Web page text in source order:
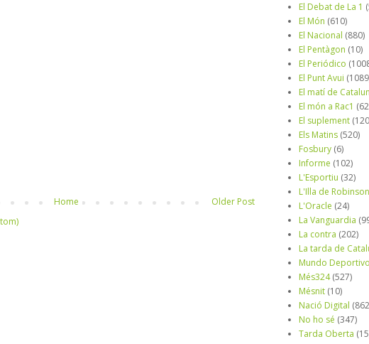
Older Post
Home
El Debat de La 1
El Món (610)
El Nacional (880)
El Pentàgon (10)
El Periódico
El Punt Avui
El matí de
El món a Rac1
El suplement
Els Matins (520)
Fosbury (6)
Informe (102)
L'Esportiu (32)
L'Illa de Robinson
L'Oracle (24)
La Vanguardia
La contra (202)
La tarda de
Mundo Deportivo
Més324 (527)
Mésnit (10)
Nació Digital
No ho sé (347)
Tarda Oberta